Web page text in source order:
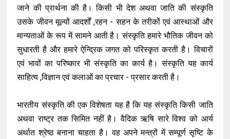
जाने की प्रार्थना की है। किसी भी देश अथवा जाति की संस्कृति
उसके जीवन मूल्यों आदर्शों ,रहन - सहन के तरीकों एवं आस्थाओं और
मान्यताओं के रूप में सामने आती है। संस्कृति हमारे भौतिक जीवन को
सुधारती है और हमारे ऐन्द्रिक जगत को परिस्कृत करती है। विचारों
एवं भावों का परिष्कार भी संस्कृति का कार्य है। संस्कृति यह कार्य
साहित्य ,विज्ञान एवं कलाओं का प्रचार - प्रसार करती है।
भारतीय संस्कृति की एक विशेषता यह है कि यह संस्कृति किसी जाति
अथवा राष्ट्र तक सिमित नहीं है। वैदिक ऋषि सारे विश्व को आर्य
अर्थात श्रेष्ठ बनाना चाहता है। वह अपने मन्त्रों में सम्पूर्ण सृष्टि के